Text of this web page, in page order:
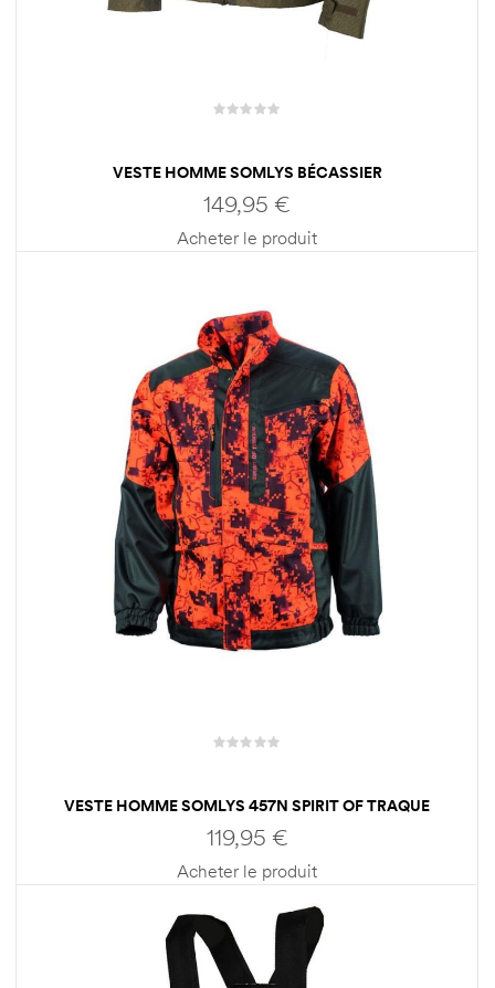
VESTE HOMME SOMLYS BÉCASSIER
149,95 €
Acheter le produit
VESTE HOMME SOMLYS 457N SPIRIT OF TRAQUE
119,95 €
Acheter le produit